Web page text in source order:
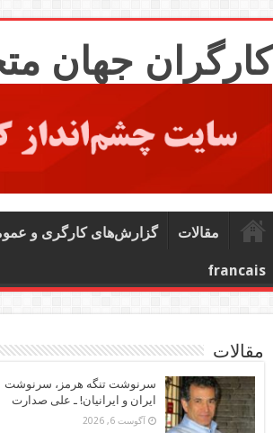
کارگران جهان
مقالات گزارش‌های کارگری و
francais
مقالات
سرنوشت تنگه هرمز، سرنوشت
ایران و ایرانیان! ـ علی صدارت
آگوست 6, 2026